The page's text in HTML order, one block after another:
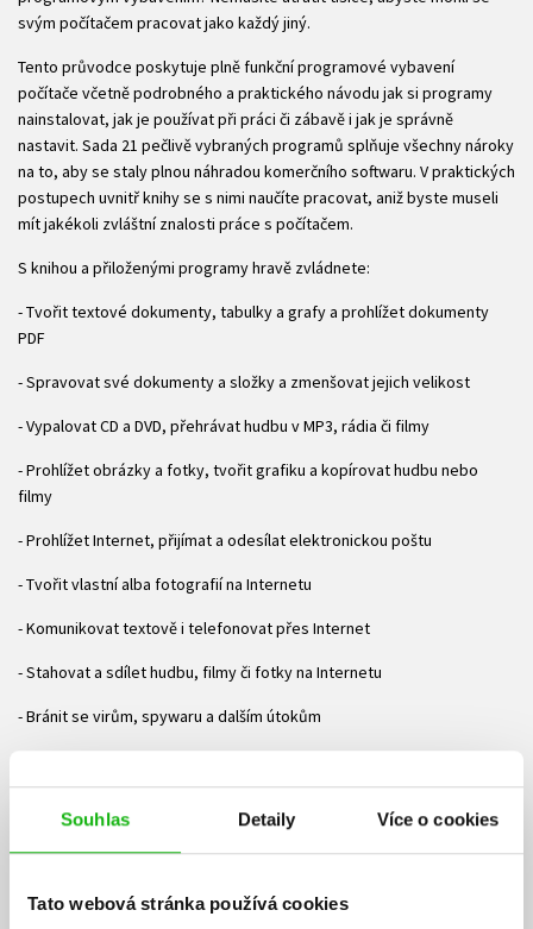
Souhlas Detaily Více o cookies
Tato webová stránka používá cookies
svým počítačem pracovat jako každý jiný.
Tento průvodce poskytuje plně funkční programové vybavení
počítače včetně podrobného a praktického návodu jak si programy
nainstalovat, jak je používat při práci či zábavě i jak je správně
nastavit. Sada 21 pečlivě vybraných programů splňuje všechny nároky
na to, aby se staly plnou náhradou komerčního softwaru. V praktických
postupech uvnitř knihy se s nimi naučíte pracovat, aniž byste museli
mít jakékoli zvláštní znalosti práce s počítačem.
S knihou a přiloženými programy hravě zvládnete:
- Tvořit textové dokumenty, tabulky a grafy a prohlížet dokumenty
PDF
- Spravovat své dokumenty a složky a zmenšovat jejich velikost
- Vypalovat CD a DVD, přehrávat hudbu v MP3, rádia či filmy
- Prohlížet obrázky a fotky, tvořit grafiku a kopírovat hudbu nebo
filmy
- Prohlížet Internet, přijímat a odesílat elektronickou poštu
- Tvořit vlastní alba fotografií na Internetu
- Komunikovat textově i telefonovat přes Internet
- Stahovat a sdílet hudbu, filmy či fotky na Internetu
- Bránit se virům, spywaru a dalším útokům
OpenOffice.org, Foxit PDF Reader, Total Commander, WinRAR,
WinAmp, DeepBurner, DVD Shrink, VLC Media Player, Audacity, FreeRIP,
O autorovi: